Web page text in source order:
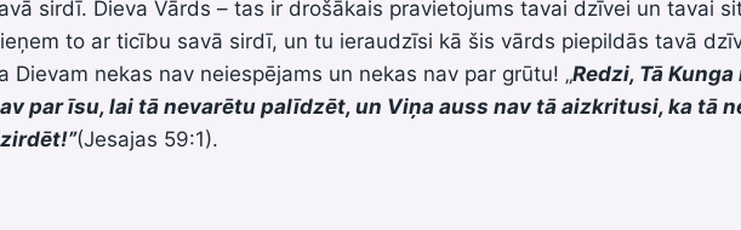
sirdī. Dieva Vārds – tas ir drošākais pravietojums tavai dzīvei un tavai
to ar ticību savā sirdī, un tu ieraudzīsi kā šis vārds piepildās tavā
Dievam nekas nav neiespējams un nekas nav par grūtu! „Redzi, Tā
par īsu, lai tā nevarētu palīdzēt, un Viņa auss nav tā aizkritusi, ka tā
(Jesajas 59:1).